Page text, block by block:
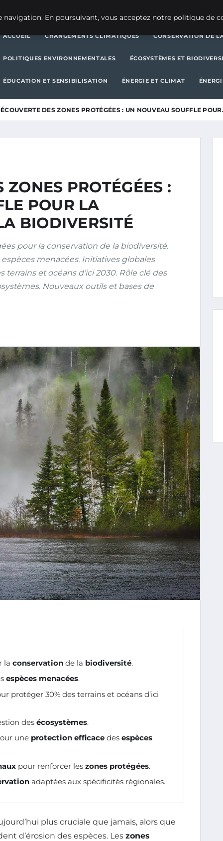
ACCUEIL CHANGEMENTS CLIMATIQUES CONSERVATION DE
POLITIQUES ENVIRONNEMENTALES ÉCOSYSTÈMES ET
ÉDUCATION ET SENSIBILISATION ÉNERGIE ET CLIMAT
DES ZONES PROTÉGÉES : UN NOUVEAU SOUFFLE
PROTÉGÉES :
POUR LA
BIODIVERSITÉ
pour la conservation de la biodiversité.
menacées. Initiatives globales
et océans d’ici 2030. Rôle clé des
Nouveaux outils et bases de
la conservation de la biodiversité.
espèces menacées.
protéger 30% des terrains et océans d’ici
des écosystèmes.
une protection efficace des espèces
pour renforcer les zones protégées.
adaptées aux spécificités régionales.
plus cruciale que jamais, alors que
d’érosion des espèces. Les zones
En poursuivant, vous acceptez notre politique de